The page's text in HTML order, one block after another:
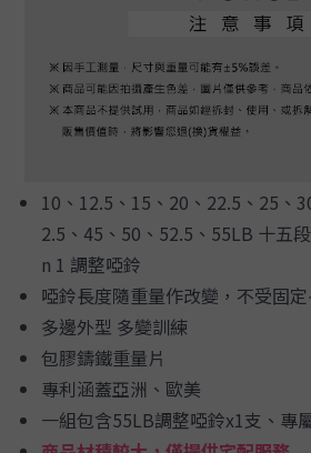
10、12.5、15、20、22.5、25、
2.5、45、50、52.5、55LB 十五
n 1 調整啞鈴
啞鈴長度隨重量作改變，不受固
多邊外型 多變訓練
包膠鑄鐵重量片
專利涵蓋亞洲、歐美
一組包含55LB調整啞鈴x1支、專